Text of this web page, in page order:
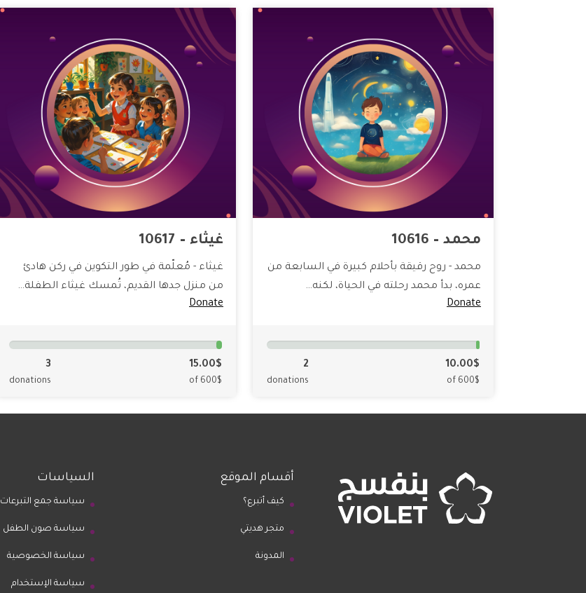
محمد – 10616
محمد - روح رقيقة بأحلام كبيرة في السابعة من
عمره، بدأ محمد رحلته في الحياة، لكنه…
Donate
10.00$
of 600$
2
donations
غيثاء – 10617
غيثاء - مُعلّمة في طور التكوين في ركن هادئ
من منزل جدها القديم، تُمسك غيثاء الطفلة…
Donate
15.00$
of 600$
3
donations
أقسام الموقع
كيف أتبرع؟
متجر هديتي
المدونة
السياسات
سياسة جمع التبرعات
سياسة صون الطفل
سياسة الخصوصية
سياسة الإستخدام